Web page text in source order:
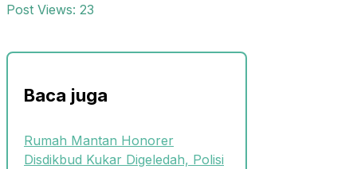
Post Views: 23
Baca juga
Rumah Mantan Honorer
Disdikbud Kukar Digeledah, Polisi